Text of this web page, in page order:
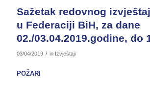
Sažetak redovnog
u Federaciji BiH, za dane
02./03.04.2019.godine, do
03/04/2019 / in Izvještaji
POŽARI